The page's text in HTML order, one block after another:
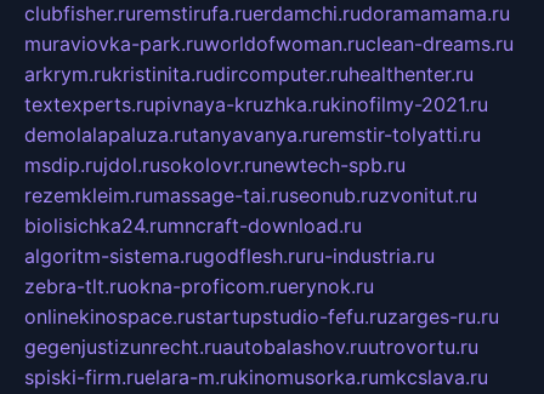
clubfisher.ruremstirufa.ruerdamchi.rudoramamama.ru
muraviovka-park.ruworldofwoman.ruclean-dreams.ru
arkrym.rukristinita.rudircomputer.ruhealthenter.ru
textexperts.rupivnaya-kruzhka.rukinofilmy-2021.ru
demolalapaluza.rutanyavanya.ruremstir-tolyatti.ru
msdip.rujdol.rusokolovr.runewtech-spb.ru
rezemkleim.rumassage-tai.ruseonub.ruzvonitut.ru
biolisichka24.rumncraft-download.ru
algoritm-sistema.rugodflesh.ruru-industria.ru
zebra-tlt.ruokna-proficom.ruerynok.ru
onlinekinospace.rustartupstudio-fefu.ruzarges-ru.ru
gegenjustizunrecht.ruautobalashov.ruutrovortu.ru
spiski-firm.ruelara-m.rukinomusorka.rumkcslava.ru